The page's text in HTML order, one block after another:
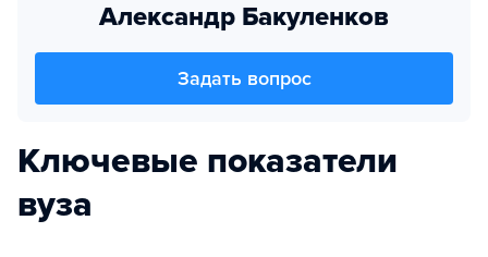
Александр Бакуленков
Задать вопрос
Ключевые показатели
вуза